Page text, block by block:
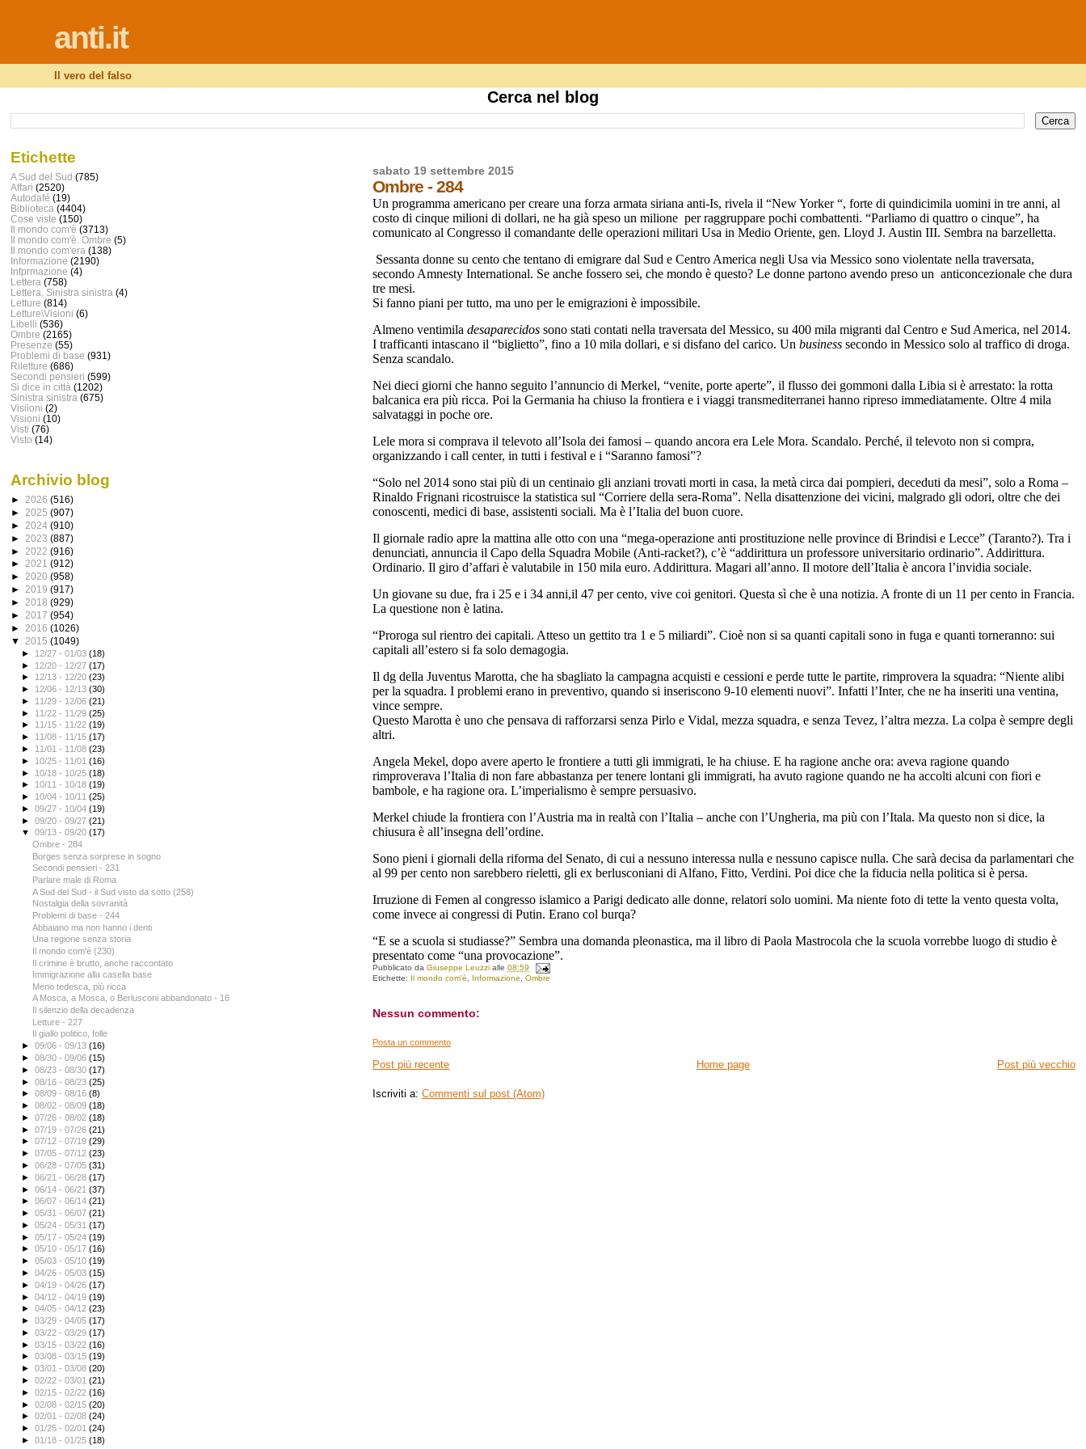
anti.it
Il vero del falso
Cerca nel blog
sabato 19 settembre 2015
Ombre - 284
Un programma americano per creare una forza armata siriana anti-Is, rivela il “New Yorker “, forte di quindicimila uomini in tre anni, al
costo di cinque milioni di dollari, ne ha già speso un milione per raggruppare pochi combattenti. “Parliamo di quattro o cinque”, ha
comunicato al Congresso il comandante delle operazioni militari Usa in Medio Oriente, gen. Lloyd J. Austin III. Sembra na barzelletta.
Sessanta donne su cento che tentano di emigrare dal Sud e Centro America negli Usa via Messico sono violentate nella traversata,
secondo Amnesty International. Se anche fossero sei, che mondo è questo? Le donne partono avendo preso un anticoncezionale che dura
tre mesi.
Si fanno piani per tutto, ma uno per le emigrazioni è impossibile.
Almeno ventimiladesaparecidos sono stati contati nella traversata del Messico, su 400 mila migranti dal Centro e Sud America, nel 2014.
I trafficanti intascano il “biglietto”, fino a 10 mila dollari, e si disfano del carico. Unbusiness secondo in Messico solo al traffico di droga.
Senza scandalo.
Nei dieci giorni che hanno seguito l’annuncio di Merkel, “venite, porte aperte”, il flusso dei gommoni dalla Libia si è arrestato: la rotta
balcanica era più ricca. Poi la Germania ha chiuso la frontiera e i viaggi transmediterranei hanno ripreso immediatamente. Oltre 4 mila
salvataggi in poche ore.
Lele mora si comprava il televoto all’Isola dei famosi – quando ancora era Lele Mora. Scandalo. Perché, il televoto non si compra,
organizzando i call center, in tutti i festival e i “Saranno famosi”?
“Solo nel 2014 sono stai più di un centinaio gli anziani trovati morti in casa, la metà circa dai pompieri, deceduti da mesi”, solo a Roma –
Rinaldo Frignani ricostruisce la statistica sul “Corriere della sera-Roma”. Nella disattenzione dei vicini, malgrado gli odori, oltre che dei
conoscenti, medici di base, assistenti sociali. Ma è l’Italia del buon cuore.
Il giornale radio apre la mattina alle otto con una “mega-operazione anti prostituzione nelle province di Brindisi e Lecce” (Taranto?). Tra i
denunciati, annuncia il Capo della Squadra Mobile (Anti-racket?), c’è “addirittura un professore universitario ordinario”. Addirittura.
Ordinario. Il giro d’affari è valutabile in 150 mila euro. Addirittura. Magari all’anno. Il motore dell’Italia è ancora l’invidia sociale.
Un giovane su due, fra i 25 e i 34 anni,il 47 per cento, vive coi genitori. Questa sì che è una notizia. A fronte di un 11 per cento in Francia.
La questione non è latina.
“Proroga sul rientro dei capitali. Atteso un gettito tra 1 e 5 miliardi”. Cioè non si sa quanti capitali sono in fuga e quanti torneranno: sui
capitali all’estero si fa solo demagogia.
Il dg della Juventus Marotta, che ha sbagliato la campagna acquisti e cessioni e perde tutte le partite, rimprovera la squadra: “Niente alibi
per la squadra. I problemi erano in preventivo, quando si inseriscono 9-10 elementi nuovi”. Infatti l’Inter, che ne ha inseriti una ventina,
vince sempre.
Questo Marotta è uno che pensava di rafforzarsi senza Pirlo e Vidal, mezza squadra, e senza Tevez, l’altra mezza. La colpa è sempre degli
altri.
Angela Mekel, dopo avere aperto le frontiere a tutti gli immigrati, le ha chiuse. E ha ragione anche ora: aveva ragione quando
rimproverava l’Italia di non fare abbastanza per tenere lontani gli immigrati, ha avuto ragione quando ne ha accolti alcuni con fiori e
bambole, e ha ragione ora. L’imperialismo è sempre persuasivo.
Merkel chiude la frontiera con l’Austria ma in realtà con l’Italia – anche con l’Ungheria, ma più con l’Itala. Ma questo non si dice, la
chiusura è all’insegna dell’ordine.
Sono pieni i giornali della riforma del Senato, di cui a nessuno interessa nulla e nessuno capisce nulla. Che sarà decisa da parlamentari che
al 99 per cento non sarebbero rieletti, gli ex berlusconiani di Alfano, Fitto, Verdini. Poi dice che la fiducia nella politica si è persa.
Irruzione di Femen al congresso islamico a Parigi dedicato alle donne, relatori solo uomini. Ma niente foto di tette la vento questa volta,
come invece ai congressi di Putin. Erano col burqa?
“E se a scuola si studiasse?” Sembra una domanda pleonastica, ma il libro di Paola Mastrocola che la scuola vorrebbe luogo di studio è
presentato come “una provocazione”.
Pubblicato daGiuseppe Leuzzi alle08:59
Etichette: Il mondo com'è Informazione ,Ombre
Nessun commento:
Posta un commento
Post più recente Post più vecchio
Home page
Iscriviti a:Commenti sul post (Atom)
Etichette
A Sud del Sud (785)
Affari (2520)
Autodafé (19)
Biblioteca (4404)
Cose viste (150)
Il mondo com'è (3713)
Il mondo com'è. Ombre (5)
Il mondo com'era (138)
Informazione (2190)
Infprmazione (4)
Lettera (758)
Lettera. Sinistra sinistra (4)
Letture (814)
Letture\Visioni (6)
Libelli (536)
Ombre (2165)
Presenze (55)
Problemi di base (931)
Riletture (686)
Secondi pensieri (599)
Si dice in città (1202)
Sinistra sinistra (675)
Visiioni (2)
Visioni (10)
Visti (76)
Visto (14)
Archivio blog
► 2026 (516)
► 2025 (907)
► 2024 (910)
► 2023 (887)
► 2022 (916)
► 2021 (912)
► 2020 (958)
► 2019 (917)
► 2018 (929)
► 2017 (954)
► 2016 (1026)
▼ 2015 (1049)
► 12/27 - 01/03(18)
► 12/20 - 12/27(17)
► 12/13 - 12/20(23)
► 12/06 - 12/13(30)
► 11/29 - 12/06(21)
► 11/22 - 11/29(25)
► 11/15 - 11/22(19)
► 11/08 - 11/15(17)
► 11/01 - 11/08(23)
► 10/25 - 11/01(16)
► 10/18 - 10/25(18)
► 10/11 - 10/18(19)
► 10/04 - 10/11(25)
►09/27 - 10/04(19)
►09/20 - 09/27(21)
▼09/13 - 09/20(17)
Ombre - 284
Borges senza sorprese in sogno
Secondi pensieri - 231
Parlare male di Roma
A Sud del Sud - il Sud visto da sotto (258)
Nostalgia della sovranità
Problemi di base - 244
Abbaiano ma non hanno i denti
Una regione senza storia
Il mondo com'è (230)
Il crimine è brutto, anche raccontato
Immigrazione alla casella base
Meno tedesca, più ricca
A Mosca, a Mosca, o Berlusconi abbandonato - 16
Il silenzio della decadenza
Letture - 227
Il giallo politico, folle
►09/06 - 09/13(16)
►08/30 - 09/06(15)
►08/23 - 08/30(17)
►08/16 - 08/23(25)
►08/09 - 08/16(8)
►08/02 - 08/09(18)
►07/26 - 08/02(18)
►07/19 - 07/26(21)
►07/12 - 07/19(29)
►07/05 - 07/12(23)
►06/28 - 07/05(31)
►06/21 - 06/28(17)
►06/14 - 06/21(37)
►06/07 - 06/14(21)
►05/31 - 06/07(21)
►05/24 - 05/31(17)
►05/17 - 05/24(19)
►05/10 - 05/17(16)
►05/03 - 05/10(19)
►04/26 - 05/03(15)
►04/19 - 04/26(17)
►04/12 - 04/19(19)
►04/05 - 04/12(23)
►03/29 - 04/05(17)
►03/22 - 03/29(17)
►03/15 - 03/22(16)
►03/08 - 03/15(19)
►03/01 - 03/08(20)
►02/22 - 03/01(21)
►02/15 - 02/22(16)
►02/08 - 02/15(20)
►02/01 - 02/08(24)
►01/25 - 02/01(24)
►01/18 - 01/25(18)